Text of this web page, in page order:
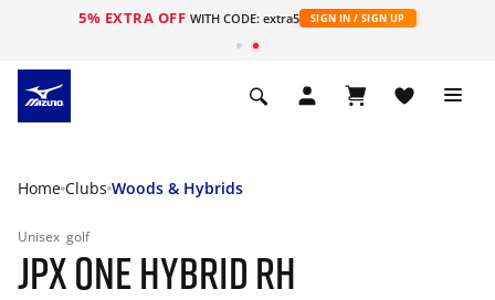
5% EXTRA OFF WITH CODE: extra5 SIGN IN / SIGN UP
Home Clubs Woods & Hybrids
Unisex golf
JPX ONE HYBRID RH